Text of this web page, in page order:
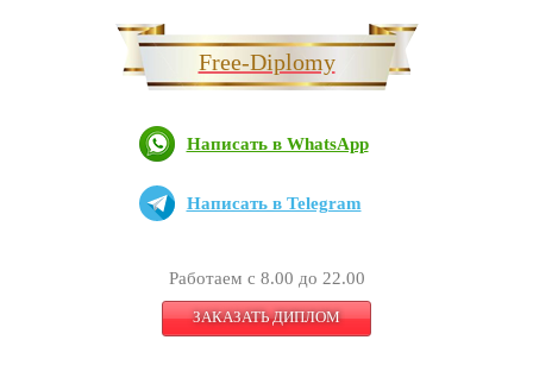
Free-Diplomy
Написать в WhatsApp
Написать в Telegram
Работаем с 8.00 до 22.00
ЗАКАЗАТЬ ДИПЛОМ